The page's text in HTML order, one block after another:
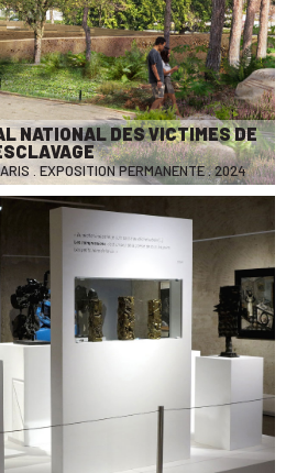
NATIONAL DES VICTIMES DE
. EXPOSITION PERMANENTE . 2024